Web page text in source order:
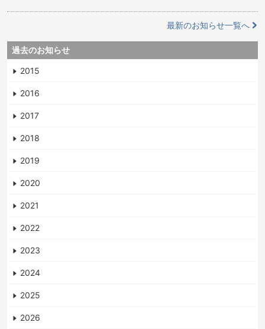
最新のお知らせ一覧へ
過去のお知らせ
2015
2016
2017
2018
2019
2020
2021
2022
2023
2024
2025
2026